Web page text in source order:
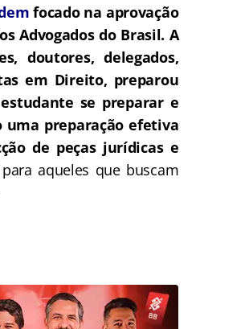
focado na aprovação
Advogados do Brasil. A
doutores, delegados,
em Direito, preparou
se preparar e
uma preparação efetiva
de peças jurídicas e
aqueles que buscam